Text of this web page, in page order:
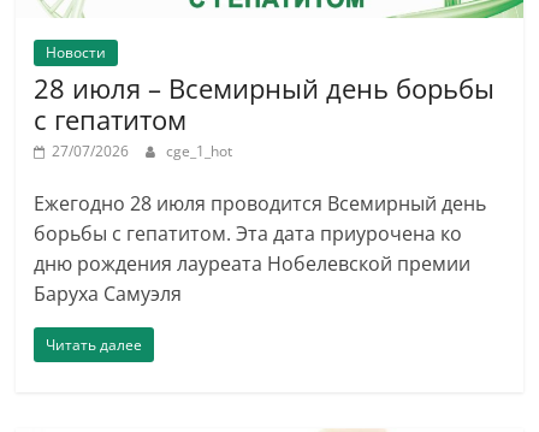
Новости
28 июля – Всемирный день борьбы
с гепатитом
27/07/2026 cge_1_hot
Ежегодно 28 июля проводится Всемирный день
борьбы с гепатитом. Эта дата приурочена ко
дню рождения лауреата Нобелевской премии
Баруха Самуэля
Читать далее